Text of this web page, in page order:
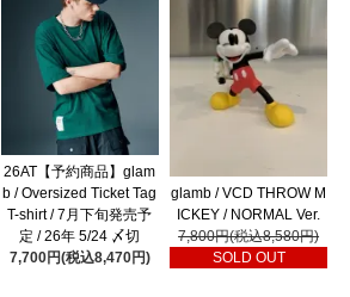
26AT【予約商品】glam
b / Oversized Ticket Tag
T-shirt / 7月下旬発売予
定 / 26年 5/24 〆切
7,700円(税込8,470円)
glamb / VCD THROW M
ICKEY / NORMAL Ver.
7,800円(税込8,580円)
SOLD OUT